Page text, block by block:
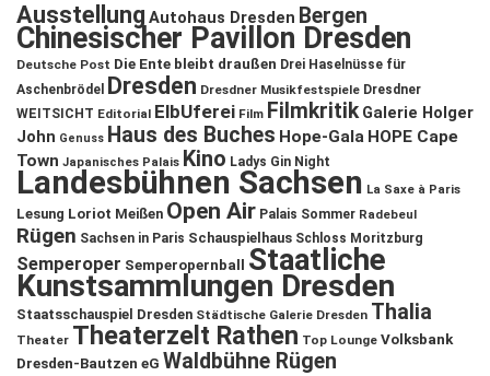
Ausstellung Autohaus Dresden Bergen
Chinesischer Pavillon Dresden
Deutsche Post Die Ente bleibt draußen Drei Haselnüsse für
Aschenbrödel
Dresden Dresdner Musikfestspiele Dresdner
WEITSICHT Editorial ElbUferei Film Filmkritik Galerie Holger
John Genuss Haus des Buches Hope-Gala HOPE Cape
Town Japanisches Palais Kino Ladys Gin Night
Landesbühnen Sachsen La Saxe à Paris
Lesung Loriot Meißen Open Air Palais Sommer Radebeul
Rügen Sachsen in Paris Schauspielhaus Schloss Moritzburg
Semperoper Semperopernball Staatliche
Kunstsammlungen Dresden
Staatsschauspiel Dresden Städtische Galerie Dresden Thalia
Theater Theaterzelt Rathen Top Lounge Volksbank
Dresden-Bautzen eG Waldbühne Rügen